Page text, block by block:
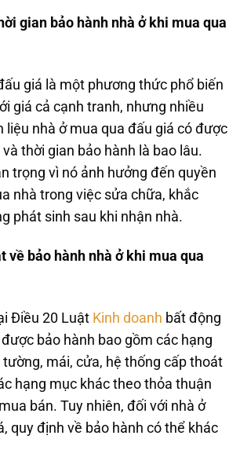
gian bảo hành nhà ở khi mua qua
giá là một phương thức phổ biến
giá cả cạnh tranh, nhưng nhiều
liệu nhà ở mua qua đấu giá có được
thời gian bảo hành là bao lâu.
trọng vì nó ảnh hưởng đến quyền
nhà trong việc sửa chữa, khắc
phát sinh sau khi nhận nhà.
về bảo hành nhà ở khi mua qua
Điều 20 Luật Kinh doanh bất động
bảo hành bao gồm các hạng
mái, cửa, hệ thống cấp thoát
hạng mục khác theo thỏa thuận
mua bán. Tuy nhiên, đối với nhà ở
quy định về bảo hành có thể khác